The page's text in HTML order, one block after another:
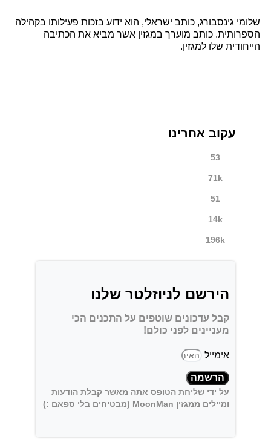
שלומי גינסבורג, כותב ישראלי, הוא ידוע בזכות פעילותו בקהילה
הספרותית. כותב מוערך במגזין אשר מביא את הכתיבה
הייחודית שלו למגזין.
עקוב אחרינו
53
71k
51
14k
196k
הירשם לניוזלטר שלנו
קבל עדכונים שוטפים על התכנים הכי
מעניינים לפני כולם!
אימייל
הרשמה
על ידי שליחת הטופס אתה מאשר קבלת הודעות
ומיילים ממגזין MoonMan (מבטיחים בלי ספאם :)